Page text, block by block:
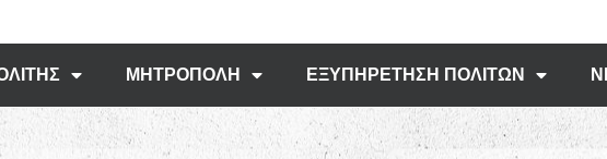
ΜΗΤΡΟΠΟΛΗ ΕΞΥΠΗΡΕΤΗΣΗ ΠΟΛΙΤΩΝ